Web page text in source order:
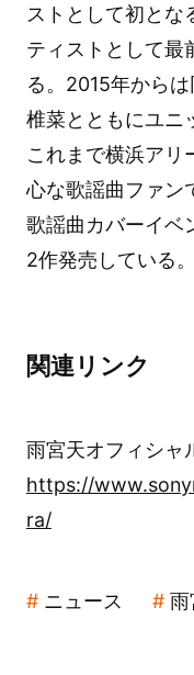
ストとして初とな
ティストとして最
る。2015年から
椎菜とともにユニ
これまで横浜アリ
心な歌謡曲ファン
歌謡曲カバーイベ
2作発売している。
関連リンク
雨宮天オフィシャ
https://
ra/
ニュース 雨